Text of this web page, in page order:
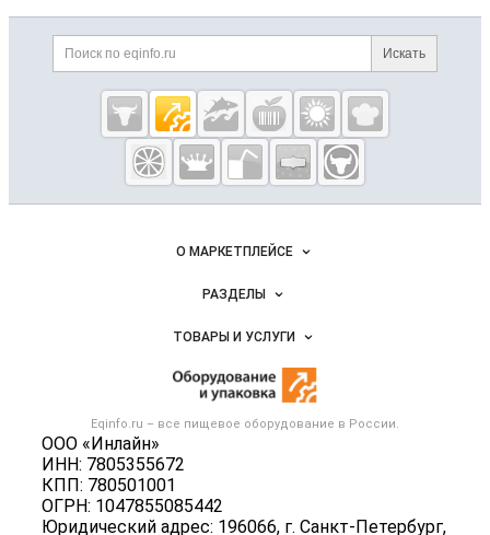
Дополнительная информация
Поиск по сайту и
Искать
Cсылки на полезные проекты
Eqinfo.ru —
пищевое
оборудование
и упаковка
Важные разделы и контакты
Eqinfo.ru – все пищевое оборудование в России.
ООО «Инлайн»
ИНН: 7805355672
КПП: 780501001
ОГРН: 1047855085442
Юридический адрес: 196066, г. Санкт-Петербург,
Навигация по сайтуО МАРКЕТПЛЕЙСЕ
Новости Eqinfo.ru
Размещение рекламы
Публичная оферта
Контактная информация
Политика обработки персональных данных
РАЗДЕЛЫ
Объявления
Вакансии
Блог
ТОВАРЫ И УСЛУГИ
Оборудование для пищепрома
Тара и упаковка
Б/у оборудование
Информация о компаниях
Добавить объявление